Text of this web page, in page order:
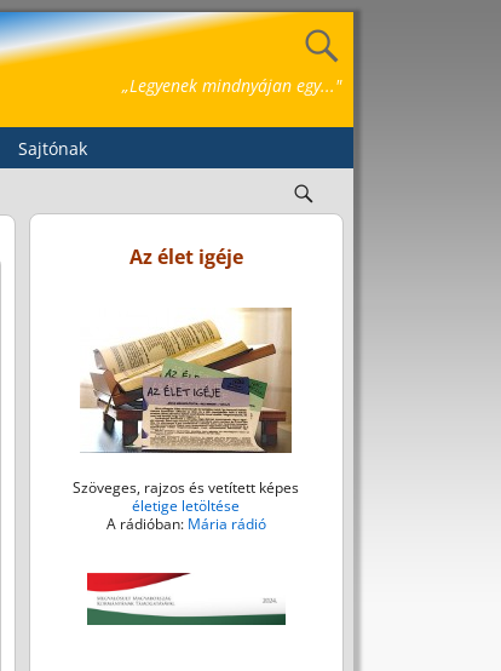
„Legyenek mindnyájan egy..."
Sajtónak
Az élet igéje
Szöveges, rajzos és vetített képes
életige letöltése
A rádióban: Mária rádió